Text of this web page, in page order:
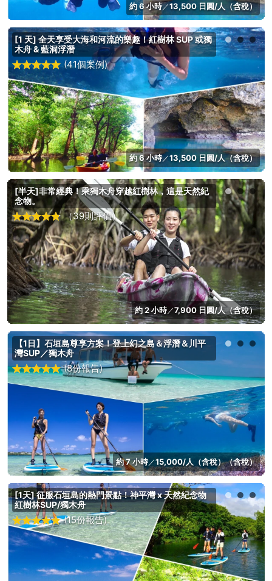
約 6 小時／13,500 日圓/人（含稅）
[1 天] 全天享受大海和河流的樂趣！紅樹林 SUP 或獨
木舟 & 藍洞浮潛
(41個案例)
約 6 小時／13,500 日圓/人（含稅）
[半天]非常經典！乘獨木舟穿越紅樹林，這是天然紀
念物。
（39則評價）
約 2 小時／7,900 日圓/人（含稅）
【1日】石垣島尊享方案！登上幻之島＆浮潛＆川平
灣SUP／獨木舟
(8份報告)
約 7 小時／15,000/人（含稅）（含稅）
[1天] 征服石垣島的熱門景點！神平灣 x 天然紀念物
紅樹林SUP/獨木舟
(15份報告)